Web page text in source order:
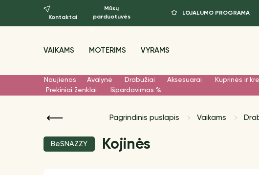
Kontaktai
Mūsų
parduotuvės
LOJALUMO PROGRAMA
VAIKAMS MOTERIMS VYRAMS
Naujienos Avalynė Drabužiai Aksesuarai Kuprinės ir
Prekiniai ženklai
Išpardavimas %
Pagrindinis puslapis Vaikams
BeSNAZZY Kojinės